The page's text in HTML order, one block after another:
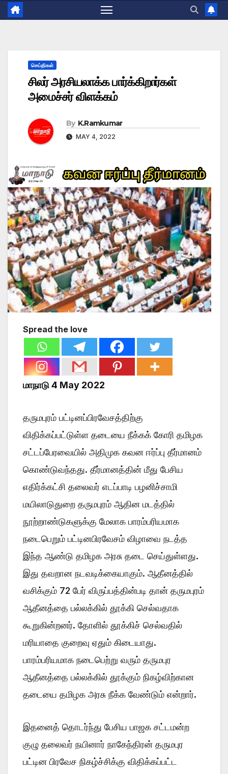
செய்திகள்
சிலர் அரசியலாக்க பார்க்கிறார்கள்
அமைச்சர் விளக்கம்
By K.Ramkumar
MAY 4, 2022
Spread the love
மாநாடு 4 May 2022
தருமபுரம் பட்டினப்பிரவேசத்திற்கு
விதிக்கப்பட்டுள்ள தடையை நீக்கக் கோரி தமிழக
சட்டப்பேரவையில் அதிமுக கவன ஈர்ப்பு தீர்மானம்
கொண்டுவந்தது. தீர்மானத்தின் மீது பேசிய
எதிர்க்கட்சி தலைவர் எடப்பாடி பழனிச்சாமி
மயிலாடுதுறை தருமபுரம் ஆதின மடத்தில்
நூற்றாண்டுகளுக்கு மேலாக பாரம்பரியமாக
நடைபெறும் பட்டினபிரவேசம் விழாவை நடத்த
இந்த ஆண்டு தமிழக அரசு தடை செய்துள்ளது.
இது தவறான நடவடிக்கையாகும். ஆதீனத்தில்
வசிக்கும் 72 பேர் விருப்பத்தின்படி தான் தருமபுரம்
ஆதீனத்தை பல்லக்கில் தூக்கி செல்வதாக
கூறுகின்றனர். தோளில் தூக்கிச் செல்வதில்
மரியாதை குறைவு ஏதும் கிடையாது.
பாரம்பரியமாக நடைபெற்று வரும் தருமபுர
ஆதீனத்தை பல்லக்கில் தூக்கும் நிகழ்விற்கான
தடையை தமிழக அரசு நீக்க வேண்டும் என்றார்.
இதனைத் தொடர்ந்து பேசிய பாஜக சட்டமன்ற
குழு தலைவர் நயினார் நாகேந்திரன் தருமபுர
பட்டின பிரவேச நிகழ்ச்சிக்கு விதிக்கப்பட்ட